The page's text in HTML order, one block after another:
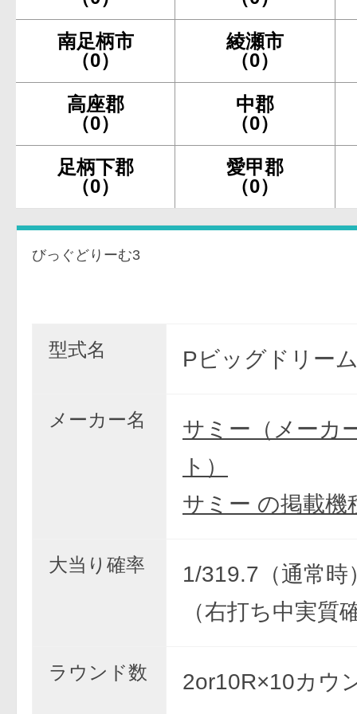
南足柄市
（0）
綾瀬市
（0）
高座郡
（0）
中郡
（0）
足柄下郡
（0）
愛甲郡
（0）
びっぐどりーむ3
型式名 Pビッグドリー
メーカー名
サミー（メーカ
ト）
サミー の掲載機
大当り確率
1/319.7（通常時
（右打ち中実質
ラウンド数 2or10R×10カウ